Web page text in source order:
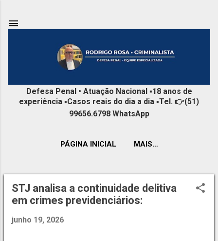
Defesa Penal • Atuação Nacional ▪️18 anos de
experiência ▪️Casos reais do dia a dia ▪️Tel. 👉(51)
99656.6798 WhatsApp
PÁGINA INICIAL MAIS…
STJ analisa a continuidade delitiva
em crimes previdenciários:
junho 19, 2026